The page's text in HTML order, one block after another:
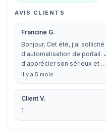
AVIS CLIENTS
Francine G.
Bonjour, Cet été, j'ai
d'automatisation de portail.
d'apprécier son sérieux et …
il y a 5 mois
Client V.
1